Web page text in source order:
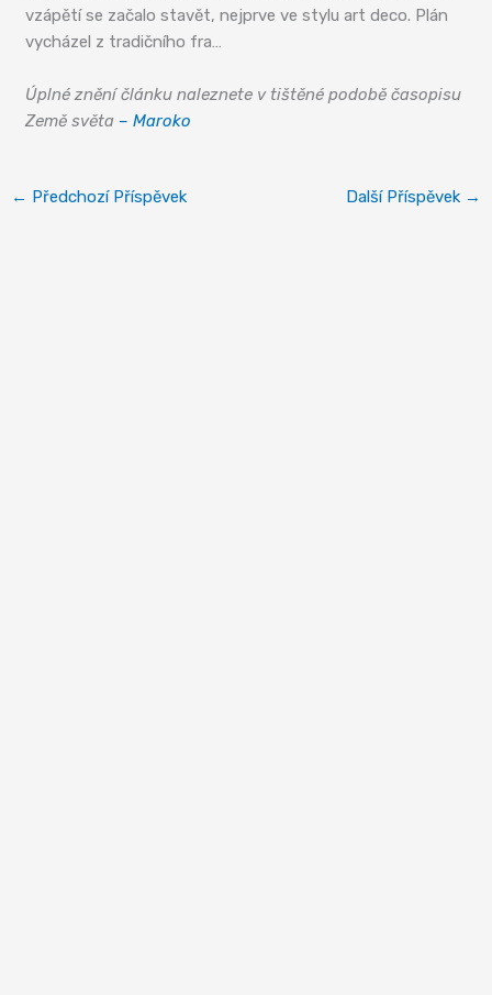
vzápětí se začalo stavět, nejprve ve stylu art deco. Plán
vycházel z tradičního fra…
Úplné znění článku naleznete v tištěné podobě časopisu
Země světa – Maroko
← Předchozí Příspěvek Další Příspěvek →